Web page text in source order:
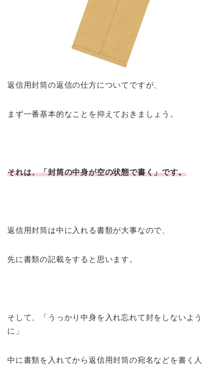
返信用封筒の返信の仕方についてですが、
まず一番基本的なことを抑えておきましょう。
それは、「封筒の中身が空の状態で書く」です。
返信用封筒は中に入れる書類が大事なので、
先に書類の記載をすると思います。
そして、「うっかり中身を入れ忘れて封をしないよう
に」
中に書類を入れてから返信用封筒の宛名などを書く人